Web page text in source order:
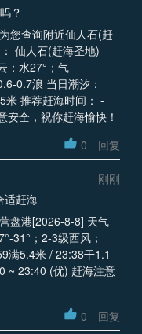
？
为您查询附近仙人石(赶
仙人石(赶海圣地)
；水27°；气
0.7浪 当日潮汐：
米 推荐赶海时间： -
全，祝你赶海愉快！
0 回复
刚刚
适赶海
营盘港[2026-8-8] 天气
31°；2-3级西风；
满5.4米 / 23:38干1.1
~ 23:40 (优) 赶海注意
0 回复